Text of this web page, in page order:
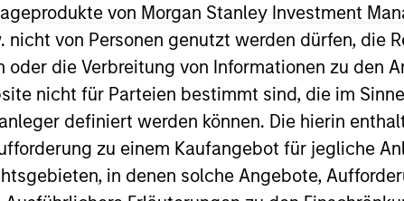
von Morgan Stanley Investment
von Personen genutzt werden dürfen, die
die Verbreitung von Informationen zu den
nicht für Parteien bestimmt sind, die im
definiert werden können. Die hierin
zu einem Kaufangebot für jegliche
in denen solche Angebote,